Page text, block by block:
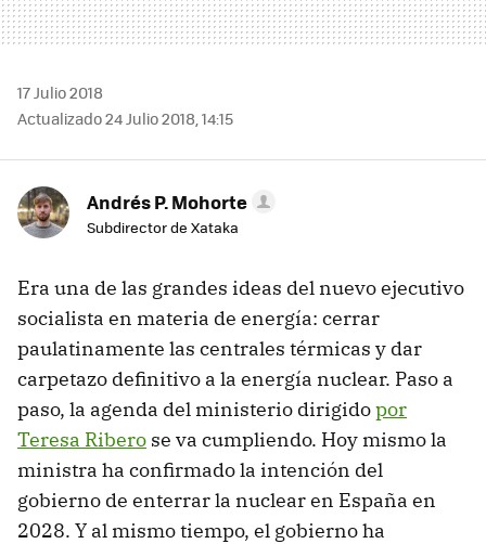
17 Julio 2018
Actualizado 24 Julio 2018, 14:15
Andrés P. Mohorte
Subdirector de Xataka
Era una de las grandes ideas del nuevo ejecutivo
socialista en materia de energía: cerrar
paulatinamente las centrales térmicas y dar
carpetazo definitivo a la energía nuclear. Paso a
paso, la agenda del ministerio dirigidopor
Teresa Ribero se va cumpliendo. Hoy mismo la
ministra ha confirmado la intención del
gobierno de enterrar la nuclear en España en
2028. Y al mismo tiempo, el gobierno ha